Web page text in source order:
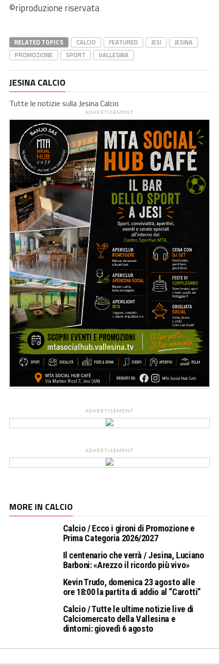
©riproduzione riservata
RELATED TOPICS CALCIO FEATURED JESI
JESINA
PROMOZIONE
SPORT VALLESINA
JESINA CALCIO
Tutte le notizie sulla Jesina Calcio
ADVERTISEMENT
ADVERTISEMENT
ADVERTISEMENT
MORE IN CALCIO
Calcio / Ecco i gironi di Promozione e
Prima Categoria 2026/2027
Il centenario che verrà / Jesina, Luciano
Barboni: «Arezzo il ricordo più vivo»
Kevin Trudo, domenica 23 agosto alle
ore 18:00 la partita di addio al “Carotti”
Calcio / Tutte le ultime notizie live di
Calciomercato della Vallesina e
dintorni: giovedì 6 agosto